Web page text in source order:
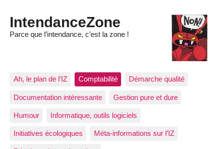
IntendanceZone
Parce que l’intendance, c’est la zone !
Ah, le plan de l’IZ Comptabilité Démarche qualité
Documentation intéressante Gestion pure et dure
Humour Informatique, outils logiciels
Initiatives écologiques Méta-informations sur l’IZ